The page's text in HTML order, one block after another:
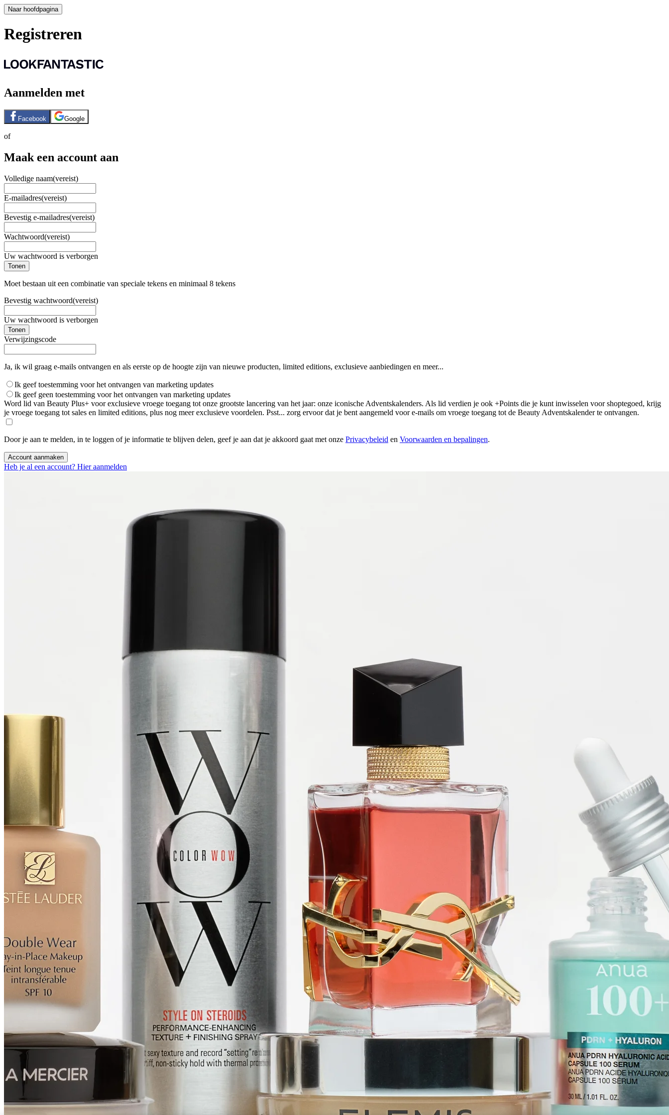
Naar hoofdpagina
Registreren
Aanmelden met
Facebook Google
of
Maak een account aan
Volledige naam(vereist)
E-mailadres(vereist)
Bevestig e-mailadres(vereist)
Wachtwoord(vereist)
Uw wachtwoord is verborgen
Tonen
Moet bestaan uit een combinatie van speciale tekens en minimaal 8 tekens
Bevestig wachtwoord(vereist)
Uw wachtwoord is verborgen
Tonen
Verwijzingscode
Ja, ik wil graag e-mails ontvangen en als eerste op de hoogte zijn van nieuwe producten, limited editions, exclusieve aanbiedingen en meer...
Ik geef toestemming voor het ontvangen van marketing updates
Ik geef geen toestemming voor het ontvangen van marketing updates
Word lid van Beauty Plus+ voor exclusieve vroege toegang tot onze grootste lancering van het jaar: onze iconische Adventskalenders. Als lid verdien je ook +Points die je kunt inwisselen voor shoptegoed, krijg
je vroege toegang tot sales en limited editions, plus nog meer exclusieve voordelen. Psst... zorg ervoor dat je bent aangemeld voor e-mails om vroege toegang tot de Beauty Adventskalender te ontvangen.
Door je aan te melden, in te loggen of je informatie te blijven delen, geef je aan dat je akkoord gaat met onze Privacybeleid en Voorwaarden en bepalingen.
Account aanmaken
Heb je al een account? Hier aanmelden